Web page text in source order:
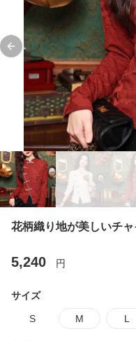
Previous slide
花柄織り地が美しいチ
5,240 円
サイズ
S M L